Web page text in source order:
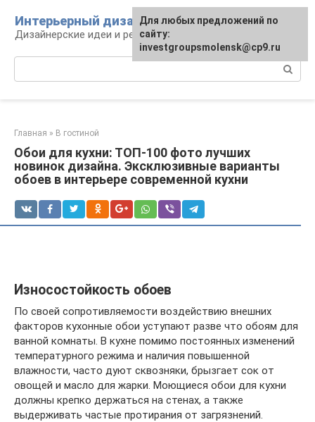
контенту
Интерьерный дизайн
Дизайнерские идеи и решения
Главная » В гостиной
Обои для кухни: ТОП-100 фото лучших
новинок дизайна. Эксклюзивные варианты
обоев в интерьере современной кухни
Износостойкость обоев
По своей сопротивляемости воздействию внешних
факторов кухонные обои уступают разве что обоям для
ванной комнаты. В кухне помимо постоянных изменений
температурного режима и наличия повышенной
влажности, часто дуют сквозняки, брызгает сок от
овощей и масло для жарки. Моющиеся обои для кухни
должны крепко держаться на стенах, а также
выдерживать частые протирания от загрязнений.
Для любых предложений по
сайту:
investgroupsmolensk@cp9.ru